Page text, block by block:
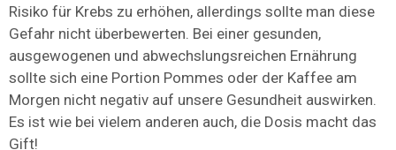
Risiko für Krebs zu erhöhen, allerdings sollte man diese
Gefahr nicht überbewerten. Bei einer gesunden,
ausgewogenen und abwechslungsreichen Ernährung
sollte sich eine Portion Pommes oder der Kaffee am
Morgen nicht negativ auf unsere Gesundheit auswirken.
Es ist wie bei vielem anderen auch, die Dosis macht das
Gift!